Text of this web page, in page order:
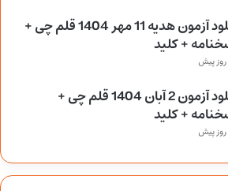
دانلود آزمون هدیه 11 مهر 1404 قلم چی +
+ کلید
دانلود آزمون 2 آبان 1404 قلم چی +
+ کلید